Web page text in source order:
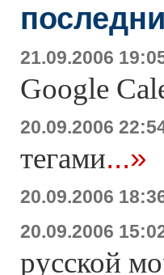
21.09.2006
Google
20.09.2006
тегами...»
20.09.2006
20.09.2006
русской